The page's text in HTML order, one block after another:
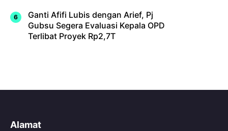
Ganti Afifi Lubis dengan Arief, Pj
Gubsu Segera Evaluasi Kepala OPD
Terlibat Proyek Rp2,7T
Alamat